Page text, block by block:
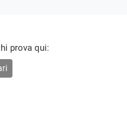
prova qui: